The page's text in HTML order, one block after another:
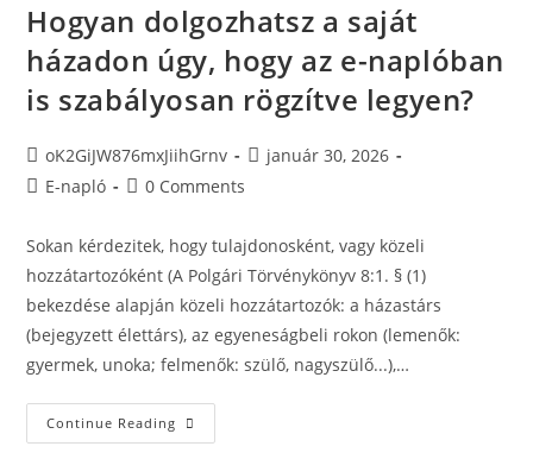
Hogyan dolgozhatsz a saját
házadon úgy, hogy az e-naplóban
is szabályosan rögzítve legyen?
oK2GiJW876mxJiihGrnv
január 30, 2026
E-napló
0 Comments
Sokan kérdezitek, hogy tulajdonosként, vagy közeli
hozzátartozóként (A Polgári Törvénykönyv 8:1. § (1)
bekezdése alapján közeli hozzátartozók: a házastárs
(bejegyzett élettárs), az egyeneságbeli rokon (lemenők:
gyermek, unoka; felmenők: szülő, nagyszülő...),…
Continue Reading